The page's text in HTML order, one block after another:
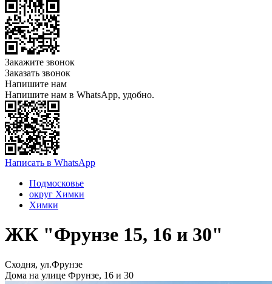
Закажите звонок
Заказать звонок
Напишите нам
Напишите нам в WhatsApp, удобно.
Написать в WhatsApp
Подмосковье
округ Химки
Химки
ЖК "Фрунзе 15, 16 и 30"
Сходня, ул.Фрунзе
Дома на улице Фрунзе, 16 и 30